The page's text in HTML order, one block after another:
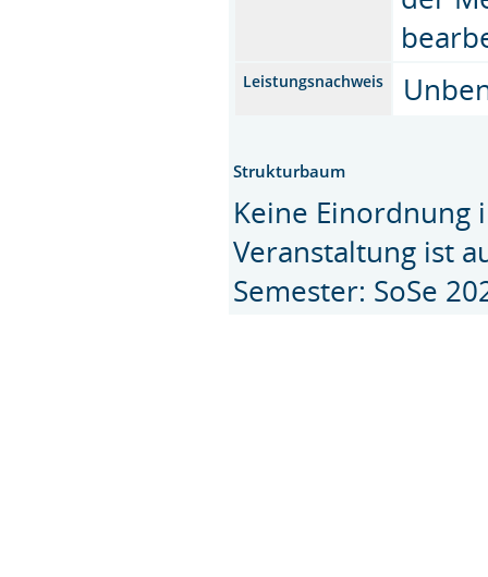
Leistungsnachweis
Strukturbaum
Keine Einordnung
Veranstaltung ist
Semester: SoSe